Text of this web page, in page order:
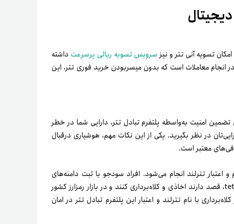
بی‌کیفیت نیز آزارتان می‌دهد. بنابراین، پیش از تصمیم به
خوشبختانه ما در تترلند با هدف خلق تجربه‌ای ماندگار از انجام معامله برای کاربران خود، سرویس پشتیبانی ٢۴ساعته خود را
که ذهن بسیاری از سرمایه‌گذاران را درگیر کرده است. پس اگر
که این مقاله را برای آن‌ها نیز ارسال کنید.
تترلند اقدام کنید. شایان ذکر است که به‌منظور جلوگیری از
این مقاله